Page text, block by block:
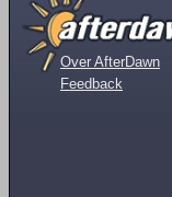
Over AfterDawn
Feedback